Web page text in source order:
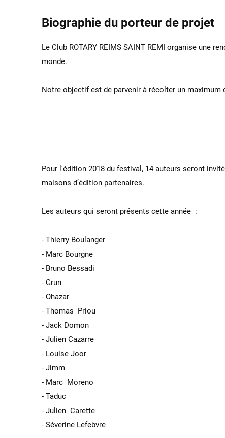
Biographie du porteur de projet
Le Club ROTARY REIMS SAINT REMI organise une
monde.
Notre objectif est de parvenir à récolter un
Pour l'édition 2018 du festival, 14 auteurs seront
maisons d’édition partenaires.
Les auteurs qui seront présents cette année :
- Thierry Boulanger
- Marc Bourgne
- Bruno Bessadi
- Grun
- Ohazar
- Thomas Priou
- Jack Domon
- Julien Cazarre
- Louise Joor
- Jimm
- Marc Moreno
- Taduc
- Julien Carette
- Séverine Lefebvre